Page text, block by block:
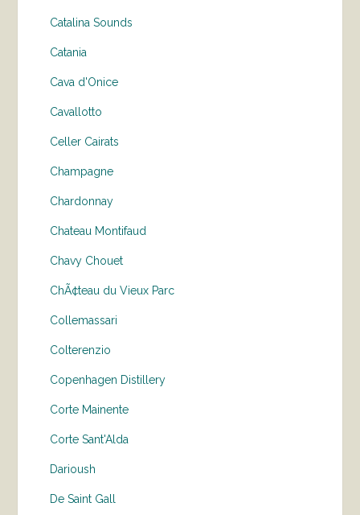
Catalina Sounds
Catania
Cava d'Onice
Cavallotto
Celler Cairats
Champagne
Chardonnay
Chateau Montifaud
Chavy Chouet
ChÃ¢teau du Vieux Parc
Collemassari
Colterenzio
Copenhagen Distillery
Corte Mainente
Corte Sant'Alda
Darioush
De Saint Gall